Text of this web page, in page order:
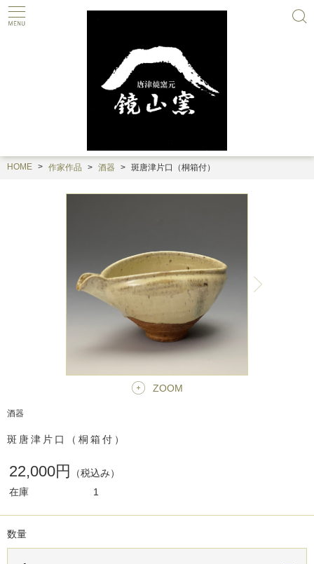
HOME 作家作品 酒器 斑唐津片口（桐箱付）
ZOOM
酒器
斑唐津片口（桐箱付）
22,000円
（税込み）
在庫
1
数量